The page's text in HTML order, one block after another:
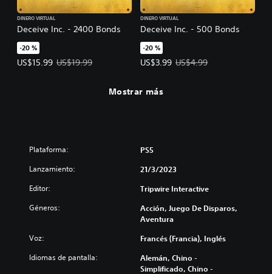
Deceive Inc. - 2400 Bonds
DINERO VIRTUAL
-20 %
US$15.99
Precio de la oferta: US$15.99. Precio original: US$19.99.
US$19.99
Deceive Inc. - 500 Bonds
DINERO VIRTUAL
-20 %
US$3.99
Precio de la oferta: US$3.99.
US$4.99
Mostrar más
Plataforma: PS5
Lanzamiento: 21/3/2023
Editor: Tripwire Interactive
Géneros:
Acción, Juego De Disparos,
Aventura
Voz: Francés (Francia), Inglés
Idiomas de pantalla:
Alemán, Chino -
Simplificado, Chino -